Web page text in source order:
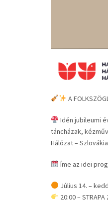
A
Idén jubileumi
táncházak,
Hálózat –
Íme az idei
Július 14. – kedd
20:00 –